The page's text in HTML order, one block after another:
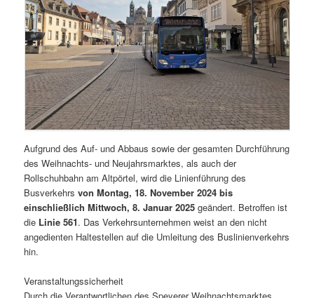
Aufgrund des Auf- und Abbaus sowie der gesamten Durchführung
des Weihnachts- und Neujahrsmarktes, als auch der
Rollschuhbahn am Altpörtel, wird die Linienführung des
Busverkehrsvon Montag, 18. November 2024 bis
einschließlich Mittwoch, 8. Januar 2025 geändert. Betroffen ist
die Linie 561. Das Verkehrsunternehmen weist an den nicht
angedienten Haltestellen auf die Umleitung des Buslinienverkehrs
hin.
Veranstaltungssicherheit
Durch die Verantwortlichen des Speyerer Weihnachtsmarktes